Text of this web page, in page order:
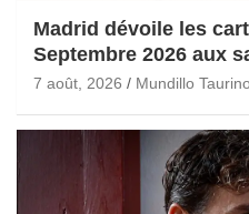
Madrid dévoile les
Septembre 2026 aux
7 août, 2026 Mundillo Taurino